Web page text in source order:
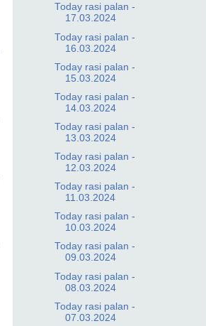
Today rasi palan -
17.03.2024
Today rasi palan -
16.03.2024
Today rasi palan -
15.03.2024
Today rasi palan -
14.03.2024
Today rasi palan -
13.03.2024
Today rasi palan -
12.03.2024
Today rasi palan -
11.03.2024
Today rasi palan -
10.03.2024
Today rasi palan -
09.03.2024
Today rasi palan -
08.03.2024
Today rasi palan -
07.03.2024